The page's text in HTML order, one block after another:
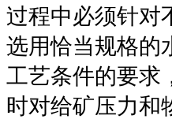
过程中必须针对
选用恰当规格的
工艺条件的要求
时对给矿压力和